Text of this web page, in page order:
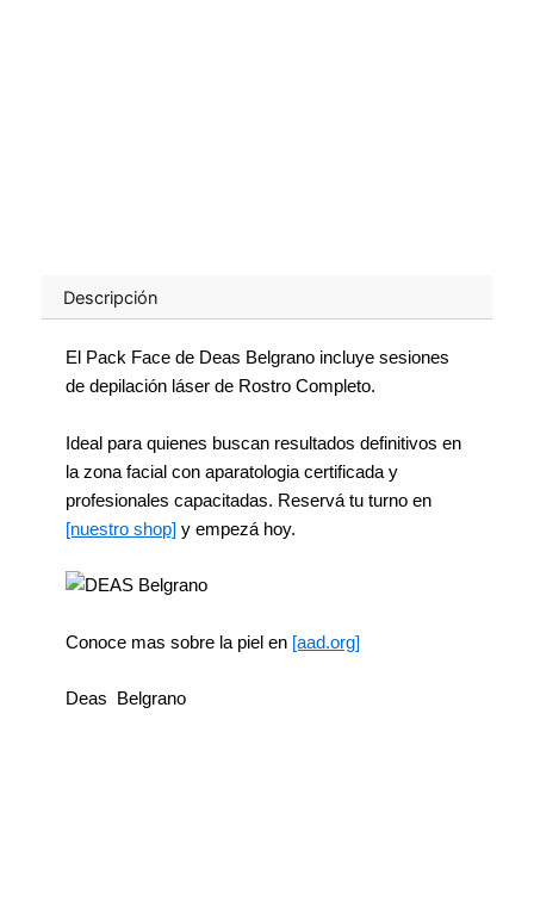
Descripción
El Pack Face de Deas Belgrano incluye sesiones
de depilación láser de Rostro Completo.
Ideal para quienes buscan resultados definitivos en
la zona facial con aparatologia certificada y
profesionales capacitadas. Reservá tu turno en
[nuestro shop] y empezá hoy.
Conoce mas sobre la piel en [aad.org]
Deas Belgrano